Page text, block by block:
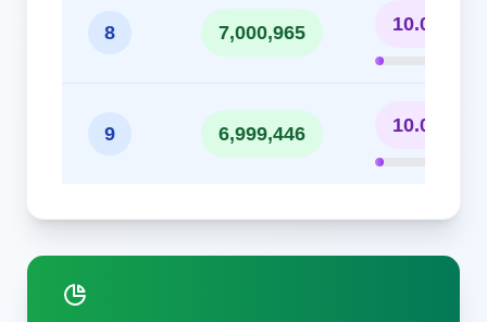
8 7,000,965 10.00%
9 6,999,446 10.00%